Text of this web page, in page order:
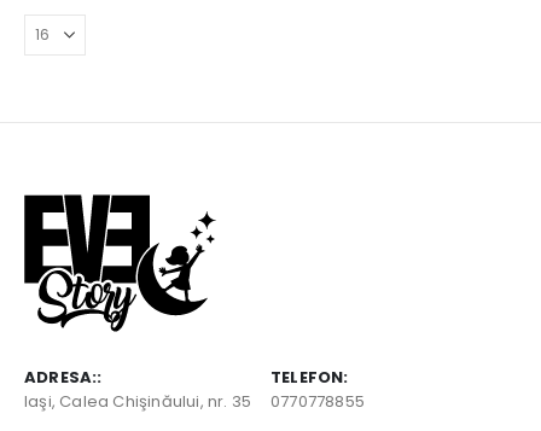
ADRESA::
Iaşi, Calea Chişinăului, nr. 35
TELEFON:
0770778855